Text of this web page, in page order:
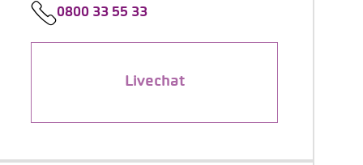
0800 33 55 33
Livechat